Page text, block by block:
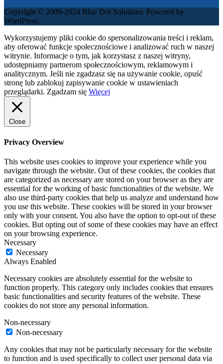
Copyright © 2009-2024 Blue Dot Solutions. Powered by
WordPress.
Wykorzystujemy pliki cookie do spersonalizowania treści i reklam,
aby oferować funkcje społecznościowe i analizować ruch w naszej
witrynie. Informacje o tym, jak korzystasz z naszej witryny,
udostępniamy partnerom społecznościowym, reklamowym i
analitycznym. Jeśli nie zgadzasz się na używanie cookie, opuść
stronę lub zablokuj zapisywanie cookie w ustawieniach
przeglądarki. Zgadzam się Więcej
Close
Privacy Overview
This website uses cookies to improve your experience while you
navigate through the website. Out of these cookies, the cookies that
are categorized as necessary are stored on your browser as they are
essential for the working of basic functionalities of the website. We
also use third-party cookies that help us analyze and understand how
you use this website. These cookies will be stored in your browser
only with your consent. You also have the option to opt-out of these
cookies. But opting out of some of these cookies may have an effect
on your browsing experience.
Necessary
Necessary
Always Enabled
Necessary cookies are absolutely essential for the website to
function properly. This category only includes cookies that ensures
basic functionalities and security features of the website. These
cookies do not store any personal information.
Non-necessary
Non-necessary
Any cookies that may not be particularly necessary for the website
to function and is used specifically to collect user personal data via